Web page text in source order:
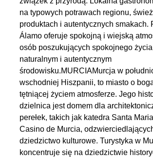
na typowych potrawach regionu,
produktach i autentycznych smakach.
Álamo oferuje spokojną i wiejską
osób poszukujących spokojnego
naturalnym i autentycznym
środowisku.MURCIAMurcja w
wschodniej Hiszpanii, to miasto o
tętniącej życiem atmosferze. Jego
dzielnica jest domem dla
perełek, takich jak katedra Santa
Casino de Murcia,
dziedzictwo kulturowe. Turystyka w
koncentruje się na dziedzictwie